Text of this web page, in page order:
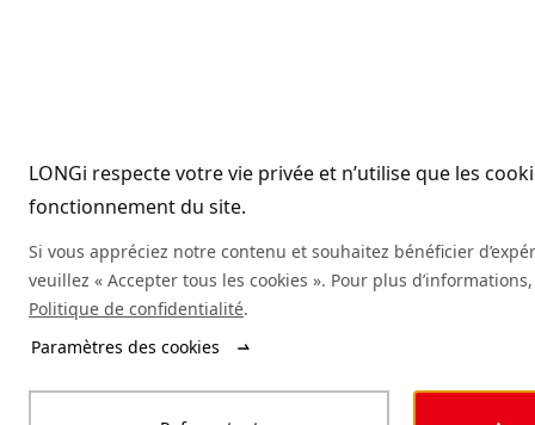
LONGi respecte votre vie privée et n’utilise que les
fonctionnement du site.
Si vous appréciez notre contenu et souhaitez bénéficier
veuillez « Accepter tous les cookies ». Pour plus
Politique de confidentialité.
Paramètres des cookies